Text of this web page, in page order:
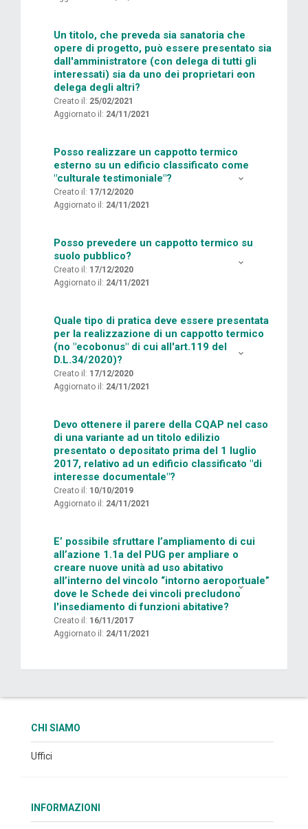
Un titolo, che preveda sia sanatoria che
opere di progetto, può essere presentato sia
dall'amministratore (con delega di tutti gli
interessati) sia da uno dei proprietari con
delega degli altri?
Creato il: 25/02/2021
Aggiornato il: 24/11/2021
Posso realizzare un cappotto termico
esterno su un edificio classificato come
"culturale testimoniale"?
Creato il: 17/12/2020
Aggiornato il: 24/11/2021
Posso prevedere un cappotto termico su
suolo pubblico?
Creato il: 17/12/2020
Aggiornato il: 24/11/2021
Quale tipo di pratica deve essere presentata
per la realizzazione di un cappotto termico
(no "ecobonus" di cui all'art.119 del
D.L.34/2020)?
Creato il: 17/12/2020
Aggiornato il: 24/11/2021
Devo ottenere il parere della CQAP nel caso
di una variante ad un titolo edilizio
presentato o depositato prima del 1 luglio
2017, relativo ad un edificio classificato "di
interesse documentale"?
Creato il: 10/10/2019
Aggiornato il: 24/11/2021
E’ possibile sfruttare l’ampliamento di cui
all’azione 1.1a del PUG per ampliare o
creare nuove unità ad uso abitativo
all’interno del vincolo “intorno aeroportuale”
dove le Schede dei vincoli precludono
l'insediamento di funzioni abitative?
Creato il: 16/11/2017
Aggiornato il: 24/11/2021
CHI SIAMO
Uffici
INFORMAZIONI